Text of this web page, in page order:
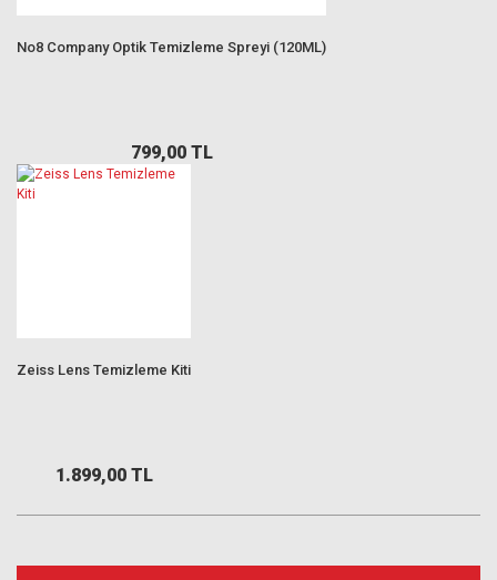
No8 Company Optik Temizleme Spreyi (120ML)
799,00 TL
Zeiss Lens Temizleme Kiti
1.899,00 TL